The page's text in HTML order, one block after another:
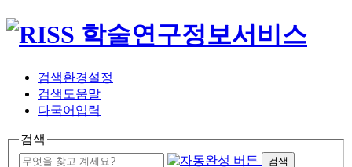
검색환경설정
검색도움말
다국어입력
검색
검색